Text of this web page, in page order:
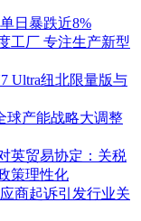
日暴跌近8%
工厂 专注生产新型
Ultra纽北限量版与
球产能战略大调整
英贸易协定：关税
策理性化
商起诉引发行业关